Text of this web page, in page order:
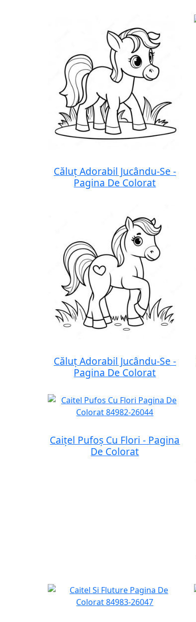
Căluț Adorabil Jucându-Se -
Pagina De Colorat
Căluț Adorabil Jucându-Se -
Pagina De Colorat
Caițel Pufoș Cu Flori - Pagina
De Colorat